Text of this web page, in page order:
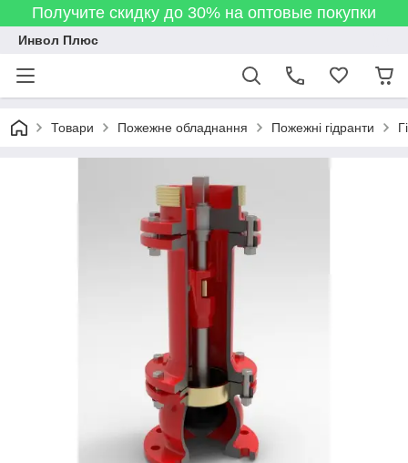
Получите скидку до 30% на оптовые покупки
Инвол Плюс
Товари Пожежне обладнання Пожежні гідранти